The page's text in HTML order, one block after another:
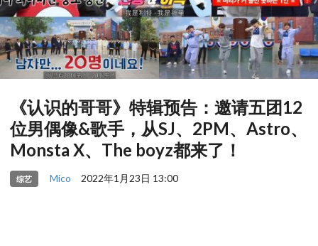
《认识的哥哥》特辑预告：邀请五团12
位男偶像&歌手，从SJ、2PM、Astro、
Monsta X、The boyz都来了！
综艺 Mico 2022年1月23日 13:00